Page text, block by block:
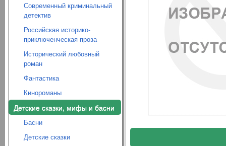
Современный криминальный
детектив
Российская историко-
приключенческая проза
Исторический любовный
роман
Фантастика
Кинороманы
Детские сказки, мифы и басни
Басни
Детские сказки